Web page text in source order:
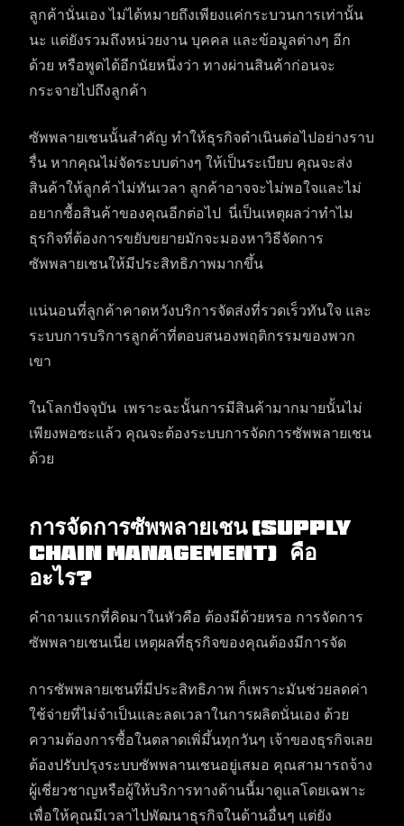
ลูกค้านั่นเอง ไม่ได้หมายถึงเพียงแค่กระบวนการเท่านั้น
นะ แต่ยังรวมถึงหน่วยงาน บุคคล และข้อมูลต่างๆ อีก
ด้วย หรือพูดได้อีกนัยหนึ่งว่า ทางผ่านสินค้าก่อนจะ
กระจายไปถึงลูกค้า
ซัพพลายเชนนั้นสำคัญ ทำให้ธุรกิจดำเนินต่อไปอย่างราบ
รื่น หากคุณไม่จัดระบบต่างๆ ให้เป็นระเบียบ คุณจะส่ง
สินค้าให้ลูกค้าไม่ทันเวลา ลูกค้าอาจจะไม่พอใจและไม่
อยากซื้อสินค้าของคุณอีกต่อไป นี่เป็นเหตุผลว่าทำไม
ธุรกิจที่ต้องการขยับขยายมักจะมองหาวิธีจัดการ
ซัพพลายเชนให้มีประสิทธิภาพมากขึ้น
แน่นอนที่ลูกค้าคาดหวังบริการจัดส่งที่รวดเร็วทันใจ และ
ระบบการบริการลูกค้าที่ตอบสนองพฤติกรรมของพวก
เขา
ในโลกปัจจุบัน เพราะฉะนั้นการมีสินค้ามากมายนั้นไม่
เพียงพอซะแล้ว คุณจะต้องระบบการจัดการซัพพลายเชน
ด้วย
การจัดการซัพพลายเชน (Supply
Chain Management) คือ
อะไร?
คำถามแรกที่คิดมาในหัวคือ ต้องมีด้วยหรอ การจัดการ
ซัพพลายเชนเนี่ย เหตุผลที่ธุรกิจของคุณต้องมีการจัด
การซัพพลายเชนที่มีประสิทธิภาพ ก็เพราะมันช่วยลดค่า
ใช้จ่ายที่ไม่จำเป็นและลดเวลาในการผลิตนั่นเอง ด้วย
ความต้องการซื้อในตลาดเพิ่มึ้นทุกวันๆ เจ้าของธุรกิจเลย
ต้องปรับปรุงระบบซัพพลานเชนอยู่เสมอ คุณสามารถจ้าง
ผู้เชี่ยวชาญหรือผู้ให้บริการทางด้านนี้มาดูแลโดยเฉพาะ
เพื่อให้คุณมีเวลาไปพัฒนาธุรกิจในด้านอื่นๆ แต่ยัง